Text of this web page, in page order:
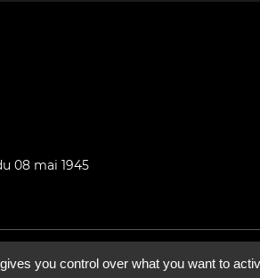
08 mai 1945
you control over what you want to